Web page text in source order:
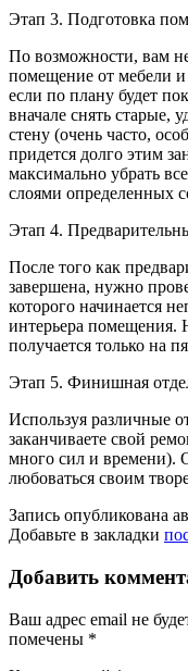
Этап 3. Подготовка
По возможности, вам
помещение от мебели
если по плану будет
вначале снять старые,
стену (очень часто,
придется долго этим
максимально убрать
слоями определенных
Этап 4.
После того как
завершена, нужно
которого начинается
интерьера помещения.
получается только на
Этап 5. Финишная
Используя различные
заканчиваете свой
много сил и времени).
любоваться своим
Запись опубликована
Добавьте в закладки
Добавить
Ваш адрес email не
помечены *